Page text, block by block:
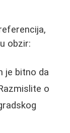
obzir:
je bitno da
o